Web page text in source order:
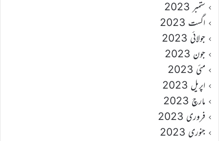
ستمبر 2023
اگست 2023
جولائی 2023
جون 2023
مئی 2023
اپریل 2023
مارچ 2023
فروری 2023
جنوری 2023